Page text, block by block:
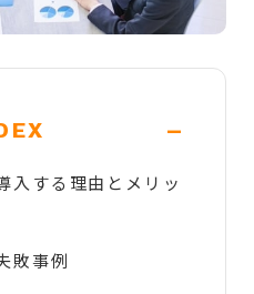
-
入する理由とメリッ
敗事例